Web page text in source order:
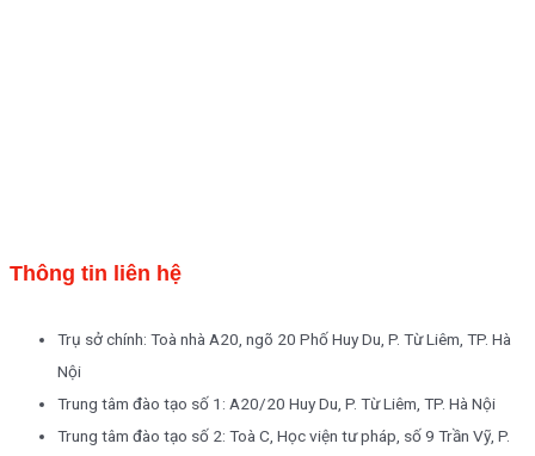
Thông tin liên hệ
Trụ sở chính: Toà nhà A20, ngõ 20 Phố Huy Du, P. Từ Liêm, TP. Hà
Nội
Trung tâm đào tạo số 1: A20/20 Huy Du, P. Từ Liêm, TP. Hà Nội
Trung tâm đào tạo số 2: Toà C, Học viện tư pháp, số 9 Trần Vỹ, P.